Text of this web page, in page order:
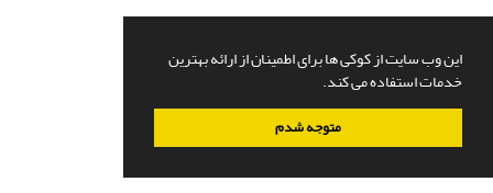
این وب سایت از کوکی ها برای اطمینان از ارائه بهترین
خدمات استفاده می کند.
متوجه شدم